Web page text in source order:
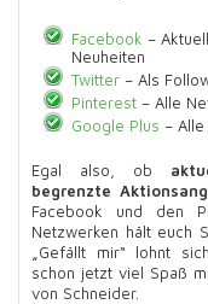
Facebook –
Neuheiten
Twitter– Als
Pinterest– Alle
Google Plus –
Egal also, ob
begrenzte
Facebook und den
Netzwerken hält euch
„Gefällt mir“ lohnt
schon jetzt viel Spaß
von Schneider.